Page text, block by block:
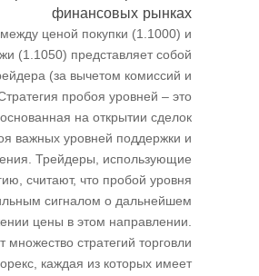
финансовых рынках
ценой покупки (1.1000) и
(1.1050) представляет собой
(за вычетом комиссий и
пробоя уровней – это
на открытии сделок
важных уровней поддержки и
Трейдеры, использующие
считают, что пробой уровня
сигналом о дальнейшем
цены в этом направлении.
множество стратегий торговли
каждая из которых имеет